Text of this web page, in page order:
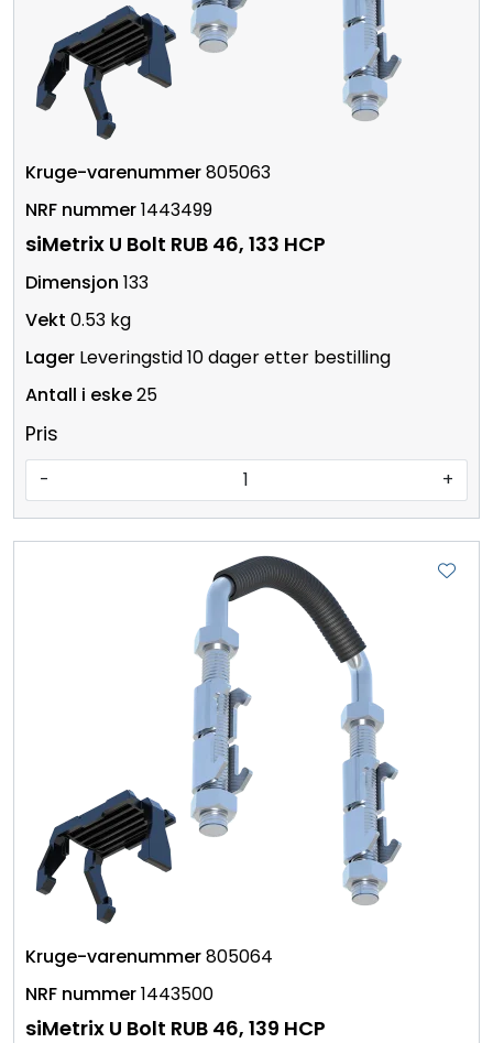
805063
1443499
siMetrix U Bolt RUB 46, 133 HCP
133
0.53 kg
Leveringstid 10 dager etter bestilling
25
Pris
- +
805064
1443500
siMetrix U Bolt RUB 46, 139 HCP